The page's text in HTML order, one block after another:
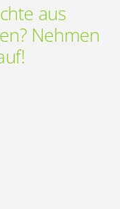
aus
Nehmen